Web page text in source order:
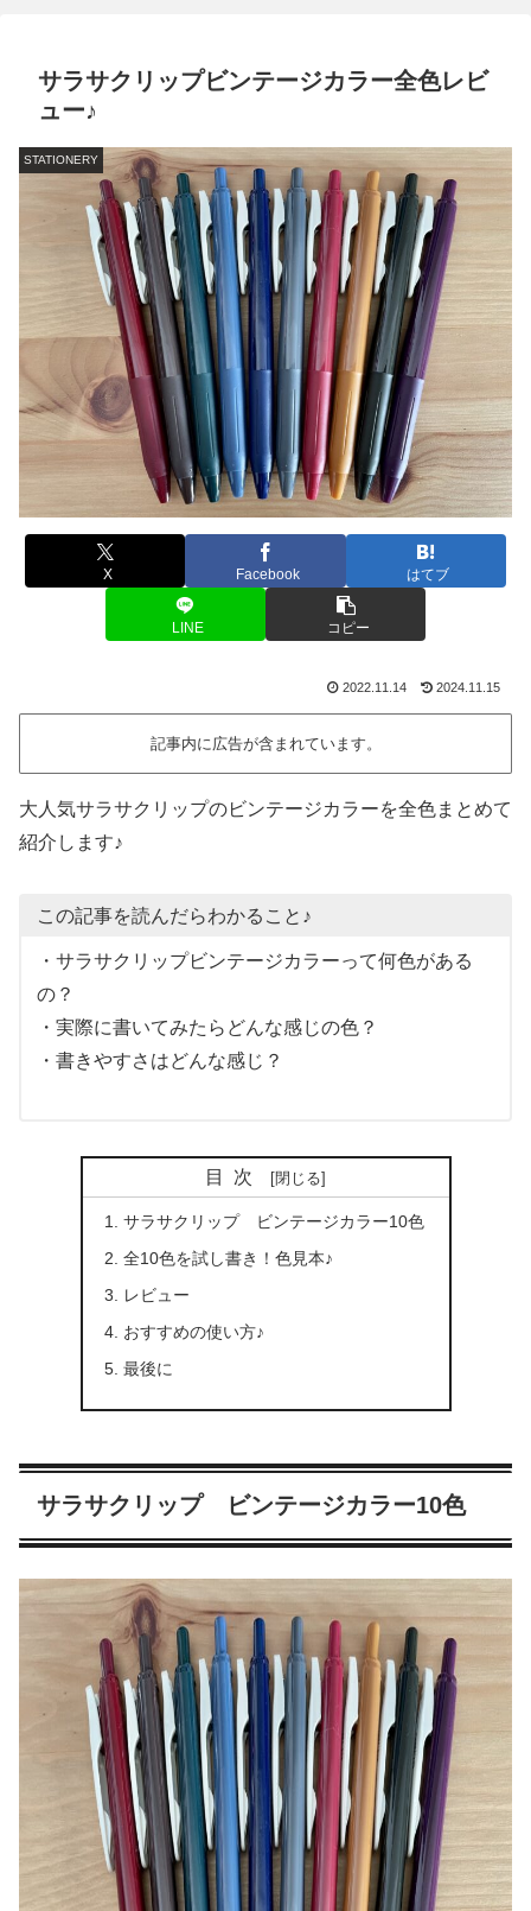
サラサクリップビンテージカラー全色レビ
ュー♪
STATIONERY
X Facebook はてブ
LINE コピー
2022.11.14 2024.11.15
記事内に広告が含まれています。
大人気サラサクリップのビンテージカラーを全色まとめて
紹介します♪
この記事を読んだらわかること♪
・サラサクリップビンテージカラーって何色がある
の？
・実際に書いてみたらどんな感じの色？
・書きやすさはどんな感じ？
目次
サラサクリップ ビンテージカラー10色
全10色を試し書き！色見本♪
レビュー
おすすめの使い方♪
最後に
サラサクリップ ビンテージカラー10色